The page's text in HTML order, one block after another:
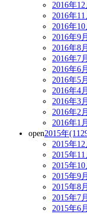
2016年
2016年
2016年
2016年9
2016年8
2016年7
2016年6
2016年5
2016年4
2016年3
2016年2
2016年1
open2015年
2015年
2015年
2015年
2015年9
2015年8
2015年7
2015年6